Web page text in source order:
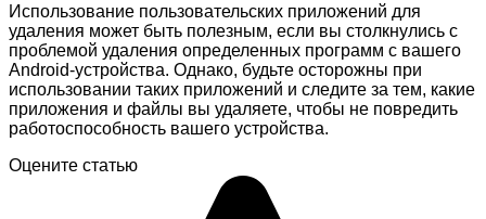
Использование пользовательских приложений для
удаления может быть полезным, если вы столкнулись с
проблемой удаления определенных программ с вашего
Android-устройства. Однако, будьте осторожны при
использовании таких приложений и следите за тем, какие
приложения и файлы вы удаляете, чтобы не повредить
работоспособность вашего устройства.
Оцените статью